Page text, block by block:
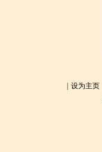
设为主页